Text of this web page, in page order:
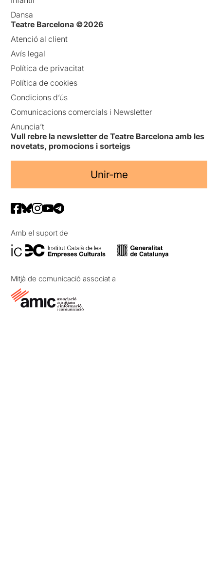
Dansa
Teatre Barcelona ©2026
Atenció al client
Avís legal
Política de privacitat
Política de cookies
Condicions d’ús
Comunicacions comercials i Newsletter
Anuncia’t
Vull rebre la newsletter de Teatre Barcelona amb les
novetats, promocions i sorteigs
Unir-me
Amb el suport de
Mitjà de comunicació associat a